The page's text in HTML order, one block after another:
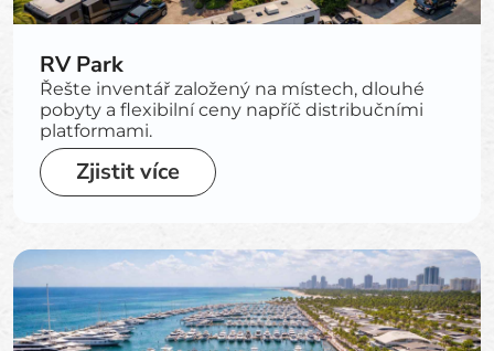
RV Park
Řešte inventář založený na místech, dlouhé
pobyty a flexibilní ceny napříč distribučními
platformami.
Zjistit více